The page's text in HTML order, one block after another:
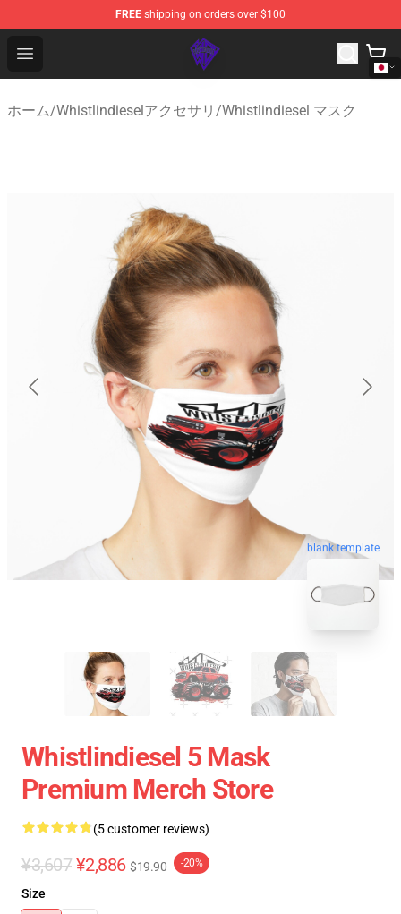
FREE shipping on orders over $100
Open menu
WhistlinDiesel Shop - Official WhistlinDiesel
ホーム/Whistlindieselアクセサリ /Whistlindiesel マスク
blank template
Whistlindiesel 5 Mask
Premium Merch Store
(5 customer reviews)
¥3,607 ¥2,886 $19.90 -20%
Size